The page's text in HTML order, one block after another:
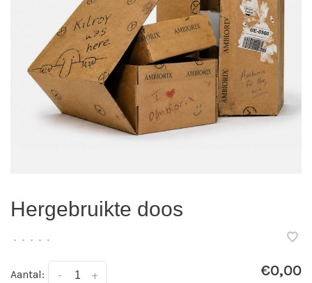
Hergebruikte doos
• • • • •
Aantal: +
- €0,00